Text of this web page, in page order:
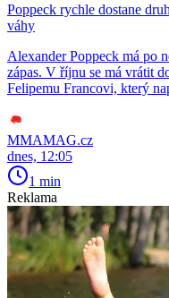
Poppeck rychle dostane
váhy
Alexander Poppeck má po
zápas. V říjnu se má vrátit
Felipemu Francovi, který
MMAMAG.cz
dnes, 12:05
1 min
Reklama